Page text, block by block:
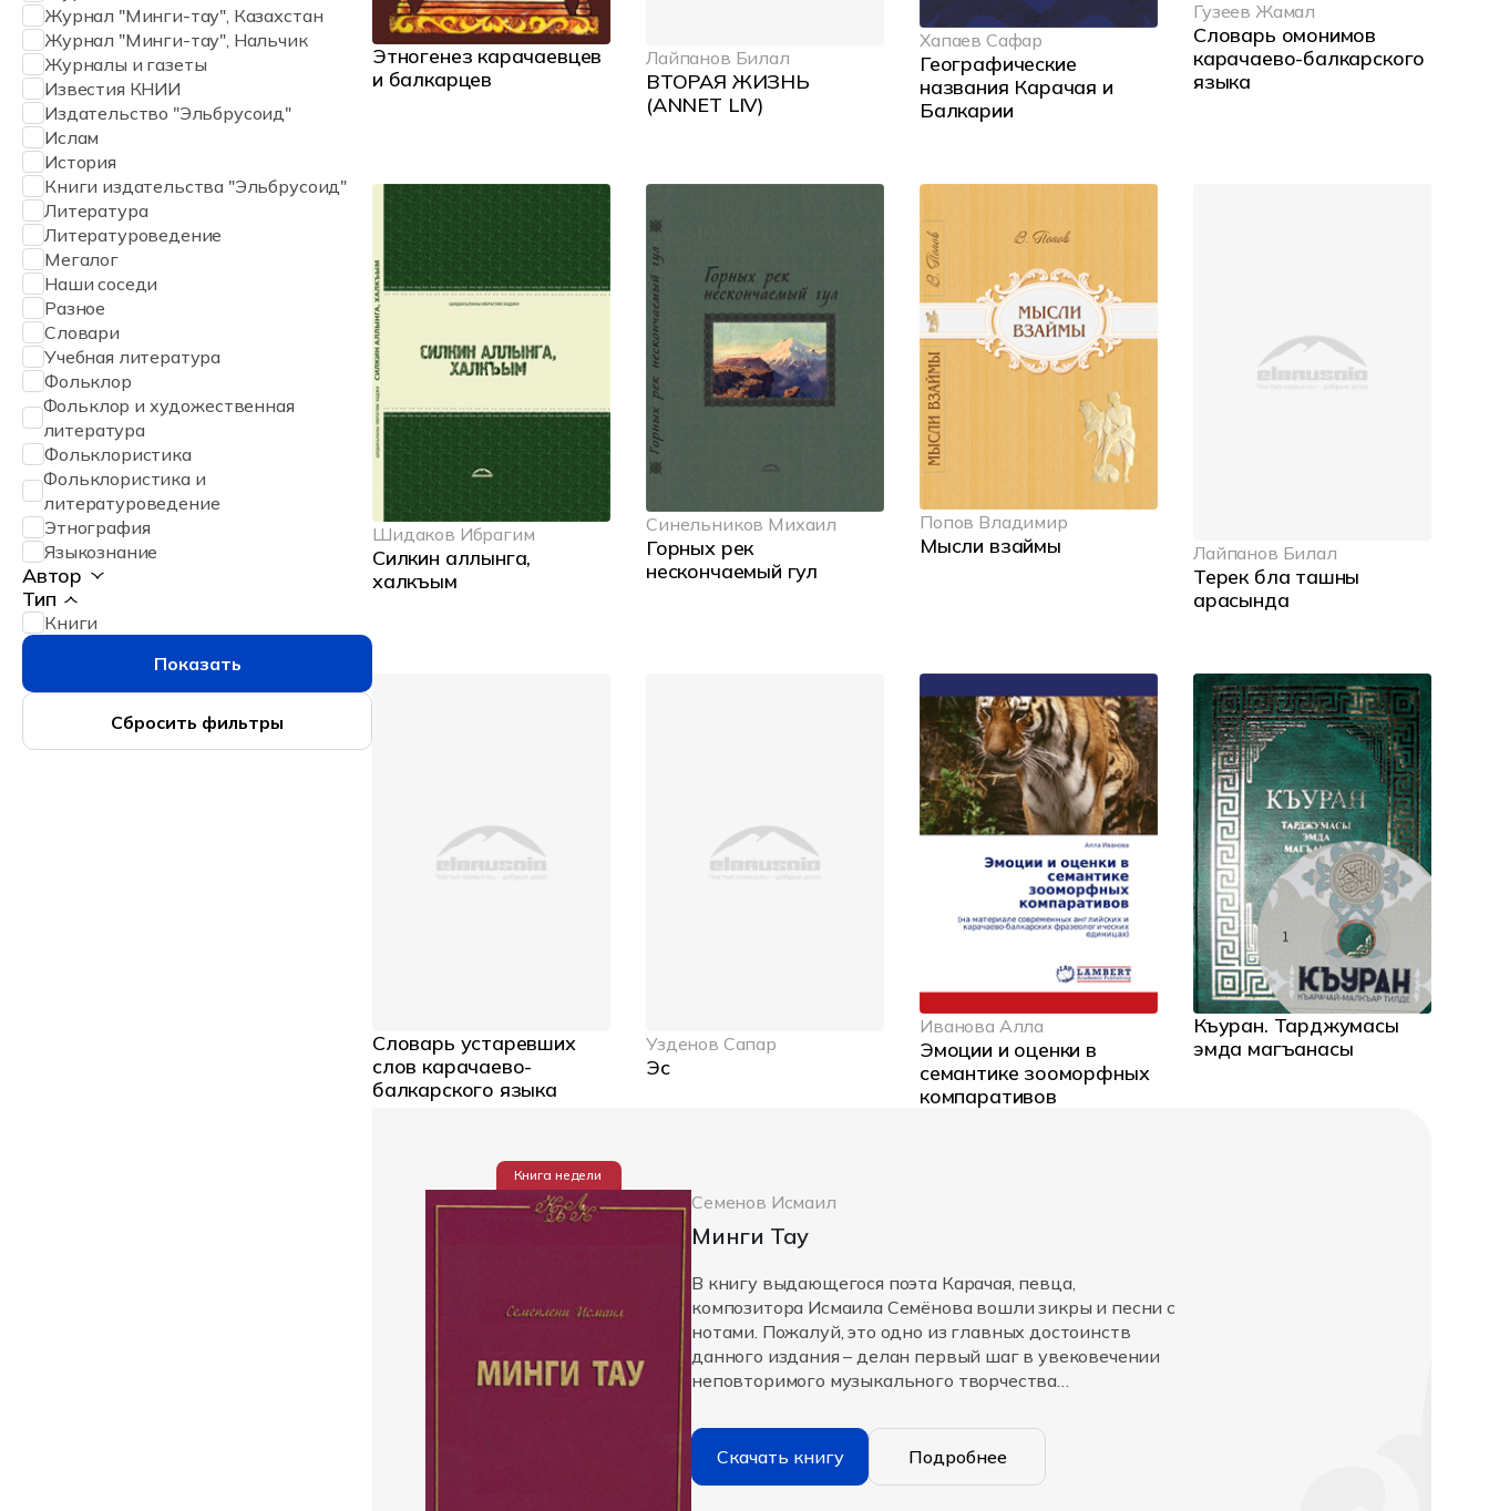
Журнал "Минги-тау", Казахстан
Журнал "Минги-тау", Нальчик
Журналы и газеты
Известия КНИИ
Издательство "Эльбрусоид"
Ислам
История
Книги издательства "Эльбрусоид"
Литература
Литературоведение
Мегалог
Наши соседи
Разное
Словари
Учебная литература
Фольклор
Фольклор и художественная
литература
Фольклористика
Фольклористика и
литературоведение
Этнография
Языкознание
Автор
Тип
Книги
Этногенез карачаевцев
и балкарцев
Лайпанов Билал
ВТОРАЯ ЖИЗНЬ
(ANNET LIV)
Хапаев Сафар
Географические
названия Карачая и
Балкарии
Гузеев Жамал
Словарь омонимов
карачаево-балкарского
языка
Шидаков Ибрагим
Силкин аллынга,
халкъым
Синельников Михаил
Горных рек
нескончаемый гул
Попов Владимир
Мысли взаймы Лайпанов Билал
Терек бла ташны
арасында
Словарь устаревших
слов карачаево-
балкарского языка
Узденов Сапар
Эс
Иванова Алла
Эмоции и оценки в
семантике зооморфных
компаративов
Къуран. Тарджумасы
эмда магъанасы
Семенов Исмаил
Минги Тау
В книгу выдающегося поэта Карачая, певца,
композитора Исмаила Семёнова вошли зикры и песни с
нотами. Пожалуй, это одно из главных достоинств
данного издания – делан первый шаг в увековечении
неповторимого музыкального творчества
Москва, 2014.
Скачать книгу Подробнее